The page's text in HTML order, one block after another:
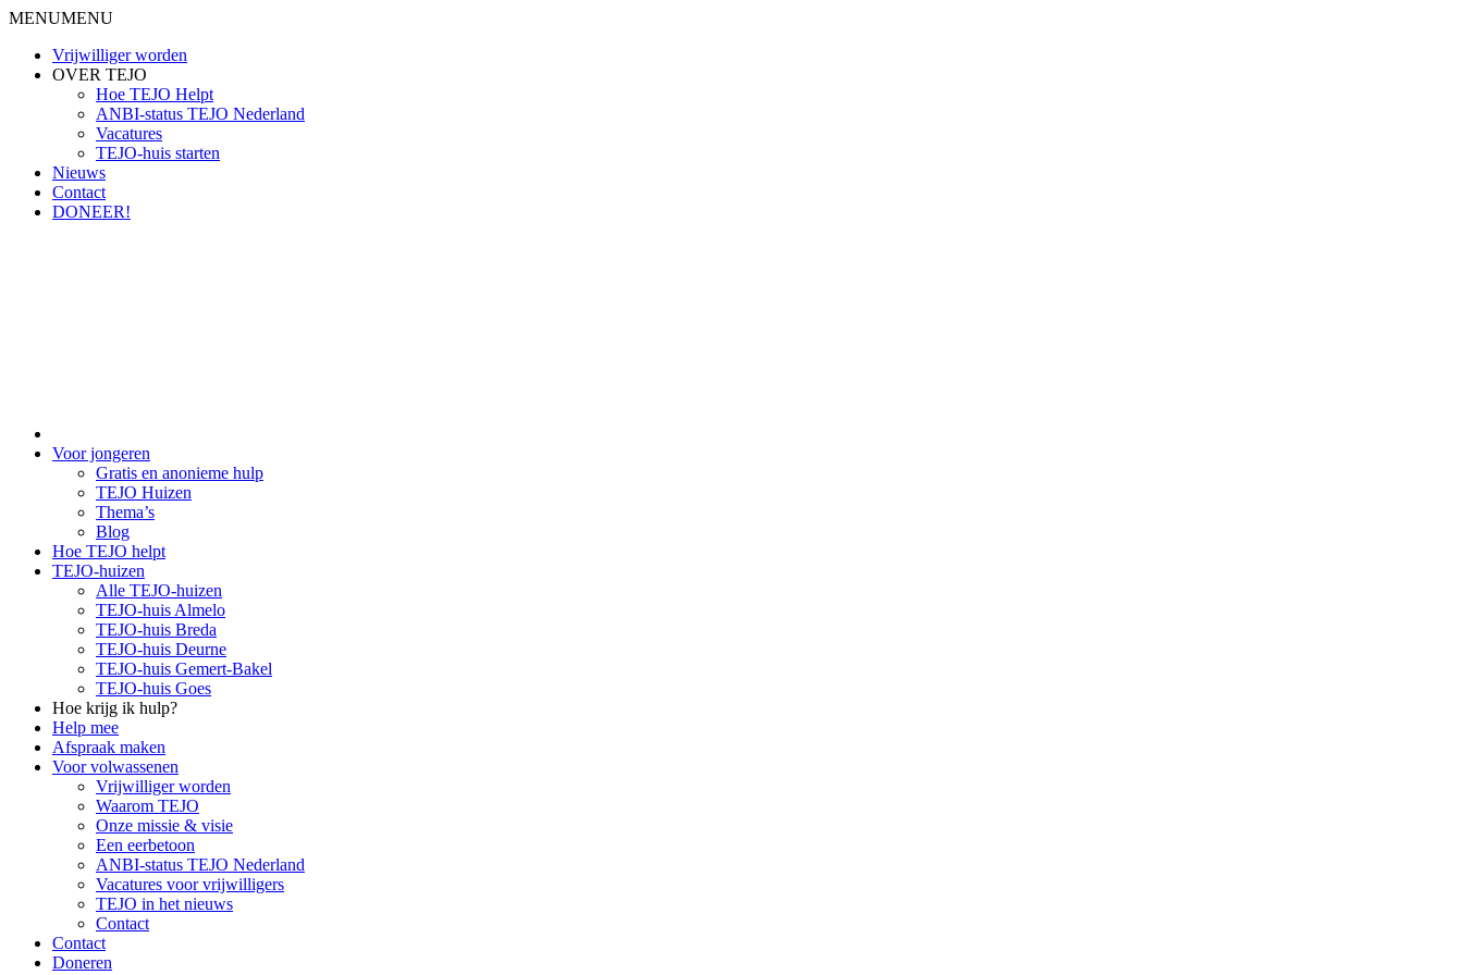
MENUMENU
Vrijwilliger worden
OVER TEJO
Hoe TEJO Helpt
ANBI-status TEJO Nederland
Vacatures
TEJO-huis starten
Nieuws
Contact
DONEER!
Voor jongeren
Gratis en anonieme hulp
TEJO Huizen
Thema’s
Blog
Hoe TEJO helpt
TEJO-huizen
Alle TEJO-huizen
TEJO-huis Almelo
TEJO-huis Breda
TEJO-huis Deurne
TEJO-huis Gemert-Bakel
TEJO-huis Goes
Hoe krijg ik hulp?
Help mee
Afspraak maken
Voor volwassenen
Vrijwilliger worden
Waarom TEJO
Onze missie & visie
Een eerbetoon
ANBI-status TEJO Nederland
Vacatures voor vrijwilligers
TEJO in het nieuws
Contact
Contact
Doneren